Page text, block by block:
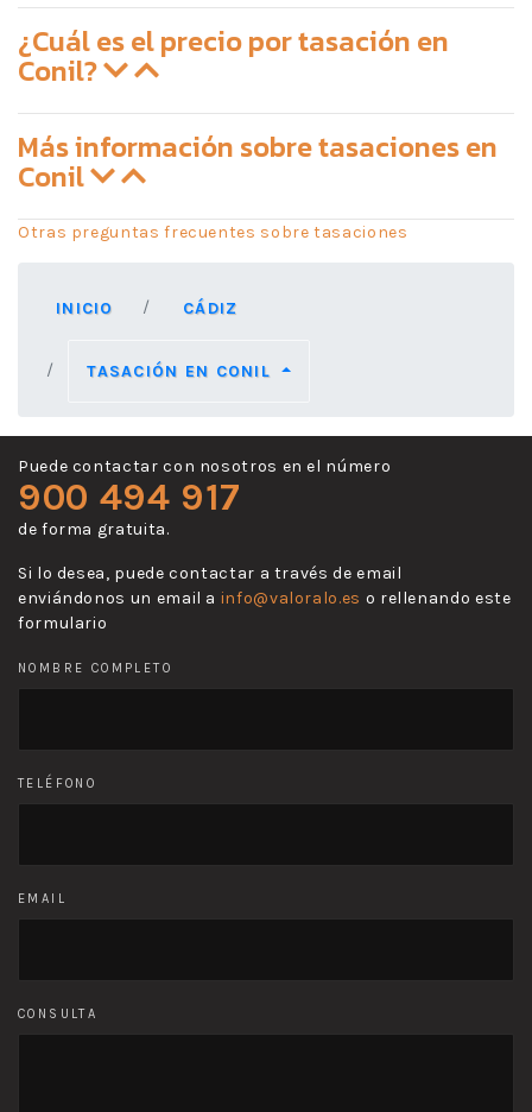
¿Cuál es el precio por tasación en
Conil?
Más información sobre tasaciones en
Conil
Otras preguntas frecuentes sobre tasaciones
INICIO CÁDIZ
TASACIÓN EN CONIL
Puede contactar con nosotros en el número
900 494 917
de forma gratuita.
Si lo desea, puede contactar a través de email
enviándonos un email a info@valoralo.es o rellenando este
formulario
NOMBRE COMPLETO
TELÉFONO
EMAIL
CONSULTA